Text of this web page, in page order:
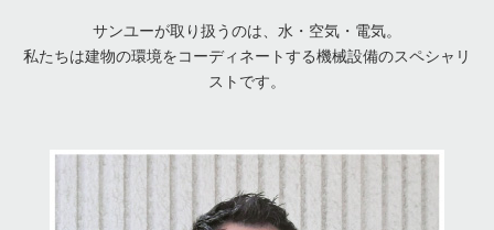
サンユーが取り扱うのは、水・空気・電気。
私たちは建物の環境をコーディネートする機械設備のスペシャリ
ストです。